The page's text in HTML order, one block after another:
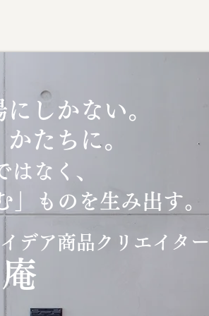
たちに。
しかない。
なく、
」 ものを生み出す。
デア商品クリエイター